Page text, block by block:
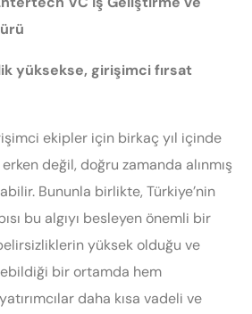
yüksekse, girişimci fırsat
ekipler için birkaç yıl içinde
değil, doğru zamanda alınmış
Bununla birlikte, Türkiye’nin
bu algıyı besleyen önemli bir
yüksek olduğu ve
bir ortamda hem
daha kısa vadeli ve